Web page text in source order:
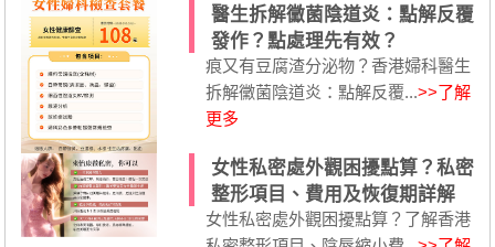
醫生拆解黴菌陰道炎：點解反覆
發作？點處理先有效？
痕又有豆腐渣分泌物？香港婦科醫生
拆解黴菌陰道炎：點解反覆...>>了解
更多
女性私密處外觀困擾點算？私密
整形項目、費用及恢復期詳解
女性私密處外觀困擾點算？了解香港